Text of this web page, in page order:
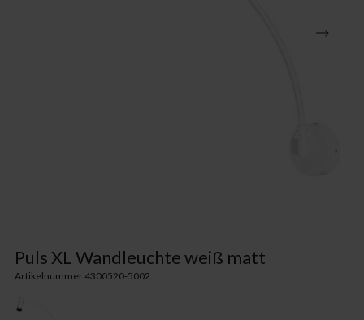
Puls XL Wandleuchte weiß matt
Artikelnummer 4300520-5002